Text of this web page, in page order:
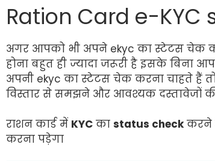
Ration Card e-KYC
अगर आपको भी अपने ekyc का स्टेटस चेक
होना बहुत ही ज्यादा जरूरी है इसके
अपनी ekyc का स्टेटस चेक करना चाहते हैं तो
विस्तार से समझने और आवश्यक दस्तावेजों
राशन कार्ड में KYC का status checkकरने
करना पड़ेगा